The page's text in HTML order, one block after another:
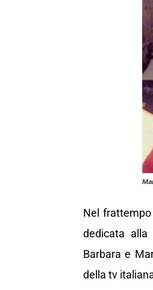
Nel frattempo
dedicata alla
Barbara e
della tv